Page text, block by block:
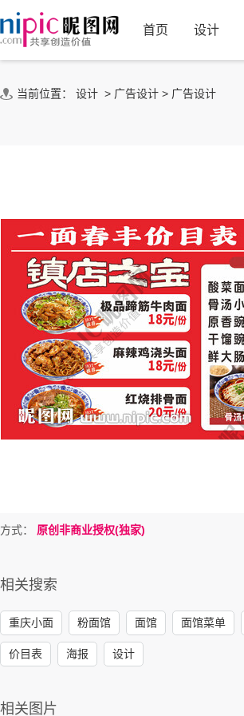
首页 设计
当前位置： 设计 > 广告设计 > 广告设计
方式： 原创非商业授权(独家)
相关搜索
重庆小面 粉面馆 面馆 面馆菜单
价目表 海报 设计
相关图片